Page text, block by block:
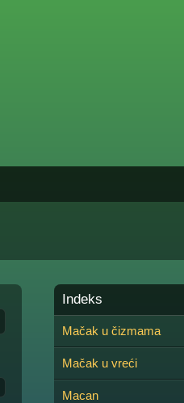
Indeks
Mačak u čizmama
Mačak u vreći
Macan